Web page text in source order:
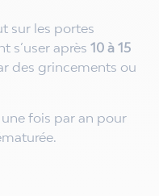
sur les portes
s’user après 10 à 15
des grincements ou
fois par an pour